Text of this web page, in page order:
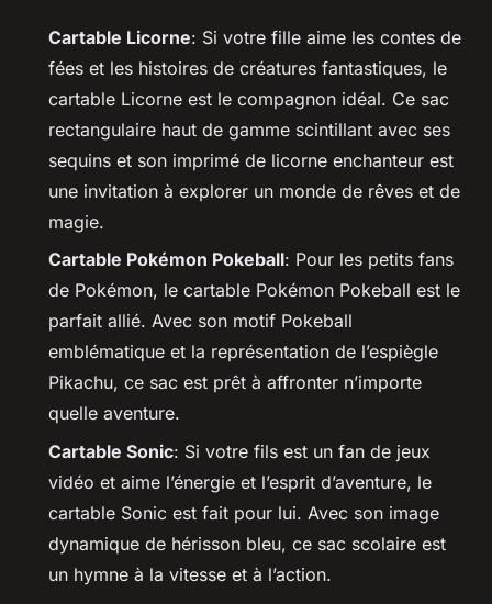
Cartable Licorne: Si votre fille aime les contes de
fées et les histoires de créatures fantastiques, le
cartable Licorne est le compagnon idéal. Ce sac
rectangulaire haut de gamme scintillant avec ses
sequins et son imprimé de licorne enchanteur est
une invitation à explorer un monde de rêves et de
magie.
Cartable Pokémon Pokeball: Pour les petits fans
de Pokémon, le cartable Pokémon Pokeball est le
parfait allié. Avec son motif Pokeball
emblématique et la représentation de l’espiègle
Pikachu, ce sac est prêt à affronter n’importe
quelle aventure.
Cartable Sonic: Si votre fils est un fan de jeux
vidéo et aime l’énergie et l’esprit d’aventure, le
cartable Sonic est fait pour lui. Avec son image
dynamique de hérisson bleu, ce sac scolaire est
un hymne à la vitesse et à l’action.